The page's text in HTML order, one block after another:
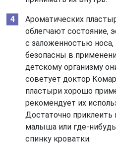
Ароматических
облегчают состояние,
с заложенностью
безопасны в
детскому организму
советует доктор
пластыри хорошо
рекомендует их
Достаточно
малыша или где-
спинку кроватки.